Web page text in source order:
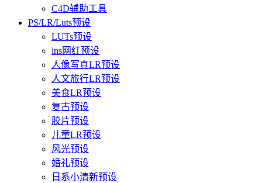
C4D辅助工具
PS/LR/Luts预设
LUTs预设
ins网红预设
人像写真LR预设
人文旅行LR预设
美食LR预设
复古预设
胶片预设
儿童LR预设
风光预设
婚礼预设
日系小清新预设